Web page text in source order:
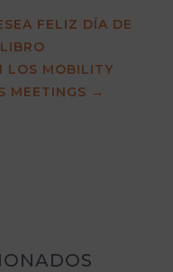
FELIZ DÍA DE
LOS MOBILITY
MEETINGS →